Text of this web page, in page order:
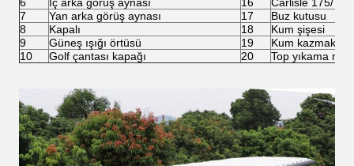
7
Yan arka görüş aynası 17
Buz kutusu
8
Kapalı 18
Kum şişesi
9
Güneş ışığı örtüsü 19
Kum kazmak
10
Golf çantası kapağı 20 Top yıkama